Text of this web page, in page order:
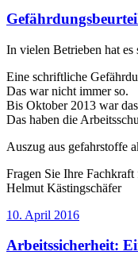
In vielen Betrieben hat es
Eine schriftliche
Das war nicht immer so.
Bis Oktober 2013 war
Das haben die
Auszug aus gefahrstoffe
Fragen Sie Ihre
Helmut Kästingschäfer
Veröffentlicht
10. April 2016
Arbeitssicherheit: